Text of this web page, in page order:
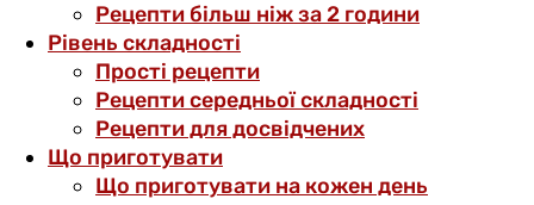
Рецепти більш ніж за 2 години
Рівень складності
Прості рецепти
Рецепти середньої складності
Рецепти для досвідчених
Що приготувати
Що приготувати на кожен день